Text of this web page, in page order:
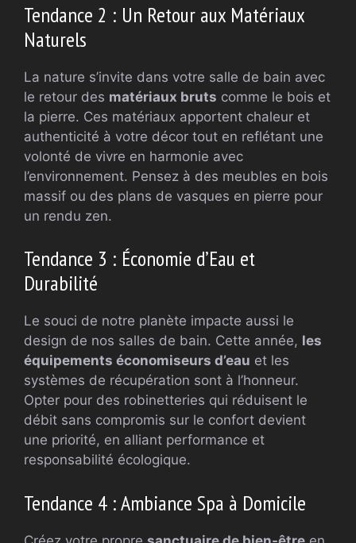
Tendance 2 : Un Retour aux Matériaux
Naturels
La nature s’invite dans votre salle de bain avec
le retour des matériaux bruts comme le bois et
la pierre. Ces matériaux apportent chaleur et
authenticité à votre décor tout en reflétant une
volonté de vivre en harmonie avec
l’environnement. Pensez à des meubles en bois
massif ou des plans de vasques en pierre pour
un rendu zen.
Tendance 3 : Économie d’Eau et
Durabilité
Le souci de notre planète impacte aussi le
design de nos salles de bain. Cette année, les
équipements économiseurs d’eau et les
systèmes de récupération sont à l’honneur.
Opter pour des robinetteries qui réduisent le
débit sans compromis sur le confort devient
une priorité, en alliant performance et
responsabilité écologique.
Tendance 4 : Ambiance Spa à Domicile